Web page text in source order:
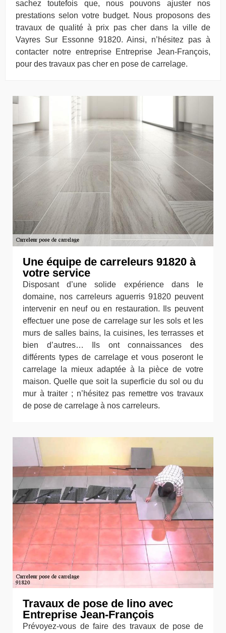
sachez toutefois que, nous pouvons ajuster nos
prestations selon votre budget. Nous proposons des
travaux de qualité à prix pas cher dans la ville de
Vayres Sur Essonne 91820. Ainsi, n’hésitez pas à
contacter notre entreprise Entreprise Jean-François,
pour des travaux pas cher en pose de carrelage.
Une équipe de carreleurs 91820 à
votre service
Disposant d’une solide expérience dans le
domaine, nos carreleurs aguerris 91820 peuvent
intervenir en neuf ou en restauration. Ils peuvent
effectuer une pose de carrelage sur les sols et les
murs de salles bains, la cuisines, les terrasses et
bien d’autres… Ils ont connaissances des
différents types de carrelage et vous poseront le
carrelage la mieux adaptée à la pièce de votre
maison. Quelle que soit la superficie du sol ou du
mur à traiter ; n’hésitez pas remettre vos travaux
de pose de carrelage à nos carreleurs.
Travaux de pose de lino avec
Entreprise Jean-François
Prévoyez-vous de faire des travaux de pose de